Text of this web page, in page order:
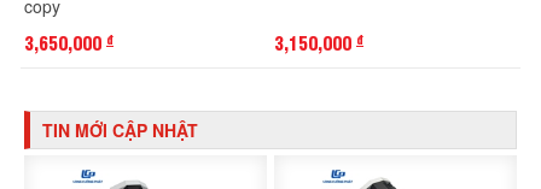
copy
3,650,000 đ 3,150,000 đ
TIN MỚI CẬP NHẬT